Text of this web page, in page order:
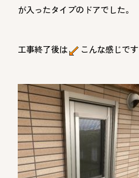
が入ったタイプのドアでした。
工事終了後は こんな感じです